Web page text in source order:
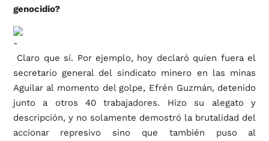
genocidio?
Claro que sí. Por ejemplo, hoy declaró quien fuera el
secretario general del sindicato minero en las minas
Aguilar al momento del golpe, Efrén Guzmán, detenido
junto a otros 40 trabajadores. Hizo su alegato y
descripción, y no solamente demostró la brutalidad del
accionar represivo sino que también puso al